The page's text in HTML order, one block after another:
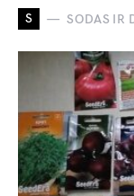
S SODAS IR